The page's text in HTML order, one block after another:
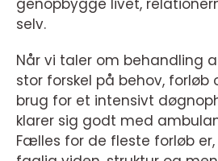
genopbygge livet,
selv.
Når vi taler om behandling
stor forskel på behov, forløb
brug for et intensivt
klarer sig godt med
Fælles for de fleste forløb